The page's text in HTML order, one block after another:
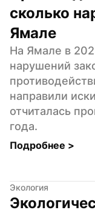
сколько
Ямале
На Ямале в
нарушений
направили
отчиталась
года.
Подробнее >
Экология